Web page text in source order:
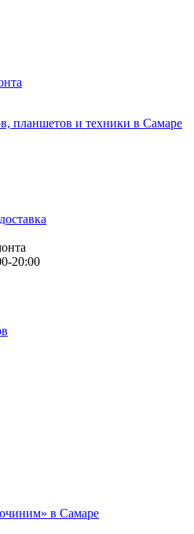
планшетов и техники в Самаре
20:00